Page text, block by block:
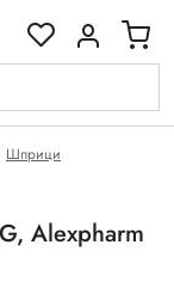
Шприци
Alexpharm